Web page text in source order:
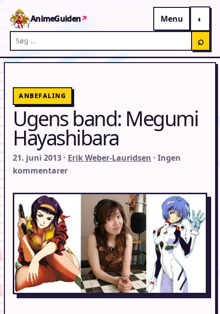
AnimeGuiden↗
Menu
Søg på AnimeGuiden
⌕
ANBEFALING
Ugens band: Megumi
Hayashibara
21. juni 2013 · Erik Weber-Lauridsen · Ingen
kommentarer